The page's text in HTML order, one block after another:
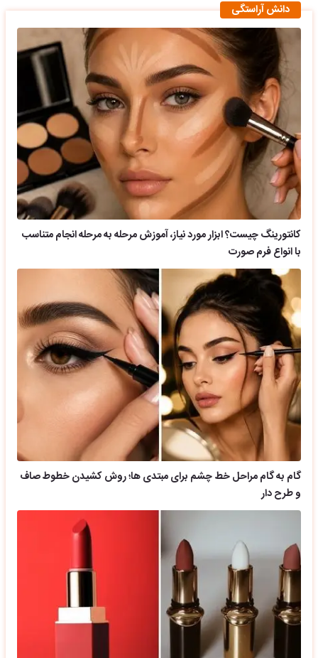
دانش آراستگی
کانتورینگ چیست؟ ابزار مورد نیاز، آموزش مرحله به مرحله انجام متناسب
با انواع فرم صورت
گام به گام مراحل خط چشم برای مبتدی ها؛ روش کشیدن خطوط صاف
و طرح دار